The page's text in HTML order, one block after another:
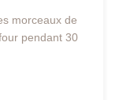
morceaux de
pendant 30